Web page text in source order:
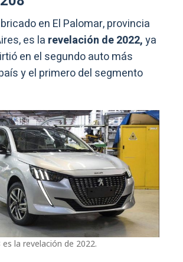
en El Palomar, provincia
es la revelación de 2022,ya
en el segundo auto más
y el primero del segmento
la revelación de 2022.